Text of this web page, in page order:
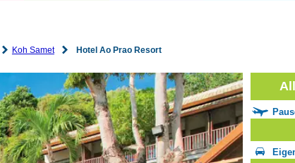
Koh Samet Hotel Ao Prao Resort